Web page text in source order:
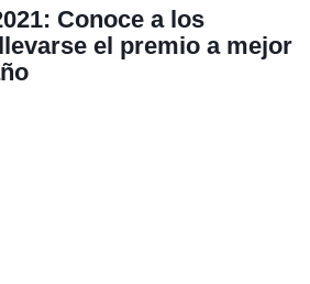
Conoce a los
el premio a mejor